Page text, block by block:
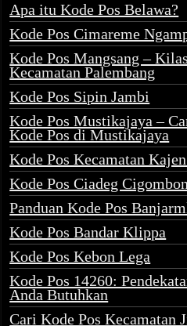
Apa itu Kode Pos Belawa?
Kode Pos Cimareme
Kode Pos Mangsang –
Kecamatan Palembang
Kode Pos Sipin Jambi
Kode Pos Mustikajaya –
Kode Pos di Mustikajaya
Kode Pos Kecamatan
Kode Pos Ciadeg
Panduan Kode Pos
Kode Pos Bandar Klippa
Kode Pos Kebon Lega
Kode Pos 14260:
Anda Butuhkan
Cari Kode Pos Kecamatan